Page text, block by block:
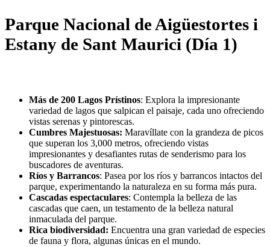
Parque Nacional de Aigüestortes i
Estany de Sant Maurici (Día 1)
Más de 200 Lagos Prístinos: Explora la impresionante
variedad de lagos que salpican el paisaje, cada uno ofreciendo
vistas serenas y pintorescas.
Cumbres Majestuosas: Maravíllate con la grandeza de picos
que superan los 3,000 metros, ofreciendo vistas
impresionantes y desafiantes rutas de senderismo para los
buscadores de aventuras.
Ríos y Barrancos: Pasea por los ríos y barrancos intactos del
parque, experimentando la naturaleza en su forma más pura.
Cascadas espectaculares: Contempla la belleza de las
cascadas que caen, un testamento de la belleza natural
inmaculada del parque.
Rica biodiversidad: Encuentra una gran variedad de especies
de fauna y flora, algunas únicas en el mundo.